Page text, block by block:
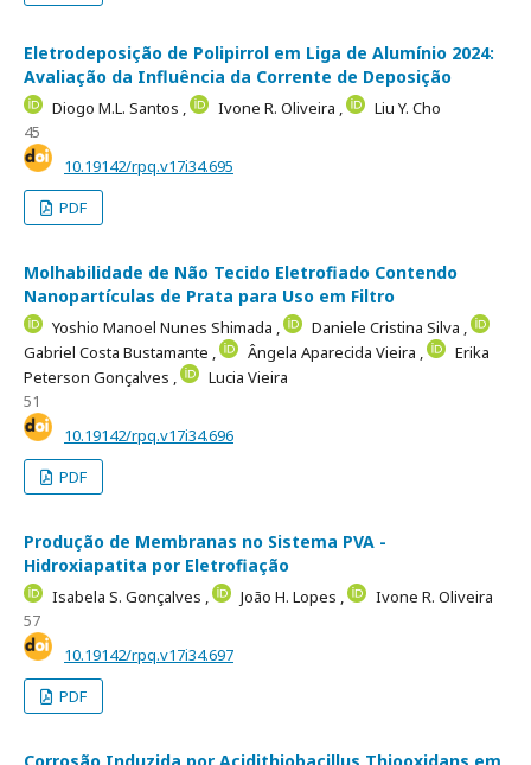
Eletrodeposição de Polipirrol em Liga de Alumínio 2024:
Avaliação da Influência da Corrente de Deposição
Diogo M.L. Santos , Ivone R. Oliveira ,
Liu Y. Cho
45
10.19142/rpq.v17i34.695
PDF
Molhabilidade de Não Tecido Eletrofiado Contendo
Nanopartículas de Prata para Uso em Filtro
Yoshio Manoel Nunes Shimada ,
Daniele Cristina Silva ,
Gabriel Costa Bustamante ,
Ângela Aparecida Vieira ,
Erika
Peterson Gonçalves ,
Lucia Vieira
51
10.19142/rpq.v17i34.696
PDF
Produção de Membranas no Sistema PVA -
Hidroxiapatita por Eletrofiação
Isabela S. Gonçalves , João H. Lopes ,
Ivone R. Oliveira
57
10.19142/rpq.v17i34.697
PDF